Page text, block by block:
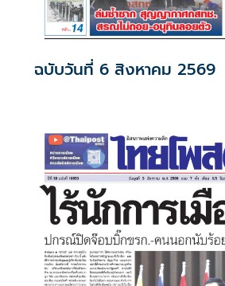
ฉบับวันที่ 6 สิงหาคม 2569